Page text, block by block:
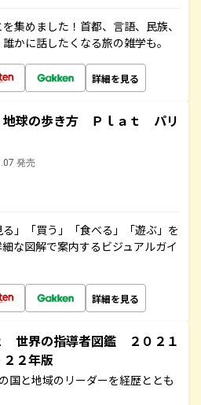
集めました！首都、言語、民族、
かに話したくなる旅の雑学も。
詳細を見る
球の歩き方 Ｐｌａｔ パリ
発売
」「買う」「食べる」「遊ぶ」を
な図解で案内するビジュアルガイ
詳細を見る
世界の指導者図鑑 ２０２１
２２年版
国と地域のリーダーを経歴ととも